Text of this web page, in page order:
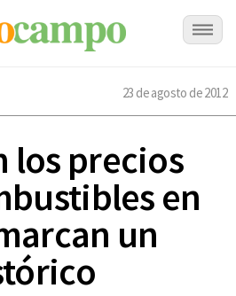
23 de agosto de 2012
los precios
en
un